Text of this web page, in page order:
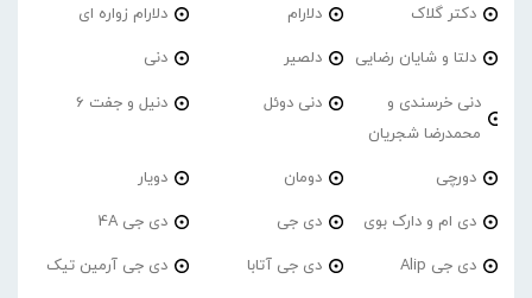
دکتر گلاک دلارام دلارام زواره ای
دلتا و شایان رضایی دلصیر دنی
دنی خرسندی و
محمدرضا شجریان
دنی دوئل دنیل و جفت 6
دورچی دومان دویار
دی ام و دارک بوی دی جی دی جی 4A
دی جی Alip دی جی آتابا دی جی آرمین تیک